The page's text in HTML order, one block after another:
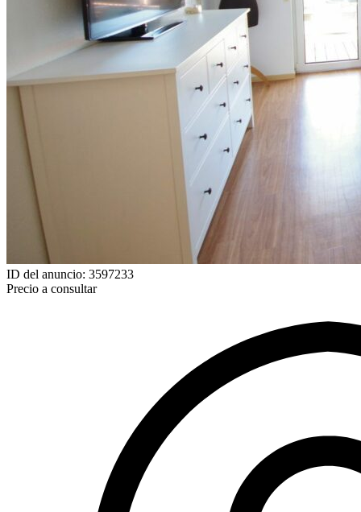
ID del anuncio: 3597233
Precio a consultar